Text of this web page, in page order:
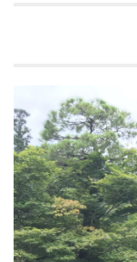
1.1
銀閣
寺の
魅力
とは
1.2
銀閣